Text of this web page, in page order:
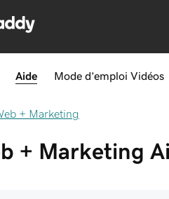
Aide Mode d’emploi Vidéos
+ Marketing
+ Marketing